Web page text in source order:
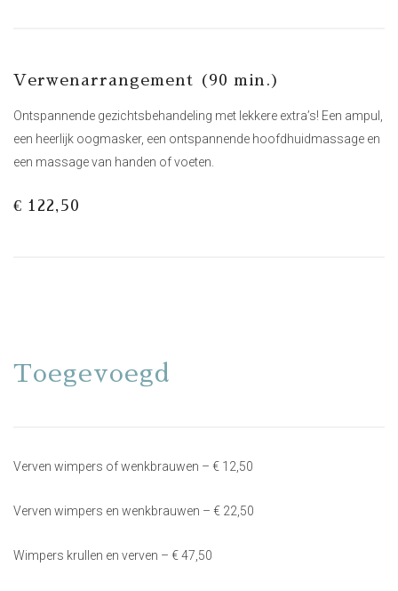
Verwenarrangement (90 min.)
Ontspannende gezichtsbehandeling met lekkere extra’s! Een ampul,
een heerlijk oogmasker, een ontspannende hoofdhuidmassage en
een massage van handen of voeten.
€ 122,50
Toegevoegd
Verven wimpers of wenkbrauwen – € 12,50
Verven wimpers en wenkbrauwen – € 22,50
Wimpers krullen en verven – € 47,50